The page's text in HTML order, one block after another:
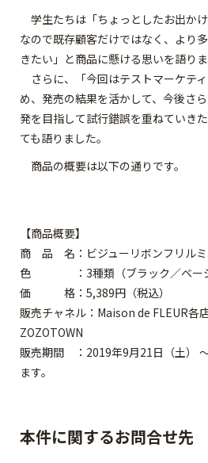
学生たちは「ちょっとしたお出か
なので既存顧客だけではなく、より
きたい」と商品に懸ける思いを語りま
さらに、「今回はテストマーケテ
め、発売の結果を活かして、今後さ
発を目指して試行錯誤を重ねていき
ても語りました。
商品の概要は以下の通りです。
【商品概要】
商 品 名：ビジューリボンフリルミ
色 ：3種類（ブラック／ベージ
価 格：5,389円（税込）
販売チャネル：Maison de FLEUR各
ZOZOTOWN
販売期間 ：2019年9月21日（土）
ます。
本件に関するお問合せ先